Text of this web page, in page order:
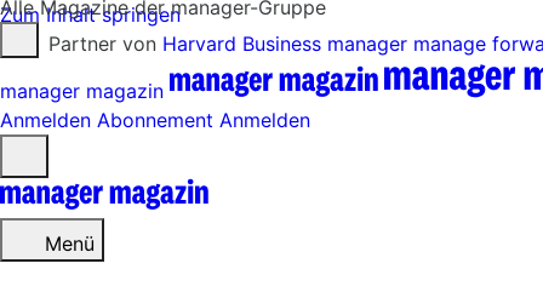
Zum Inhalt springen
Partner von Harvard Business manager manage
manager magazin
Anmelden Abonnement Anmelden
öffnen
Menü
Alle Magazine der manager-Gruppe